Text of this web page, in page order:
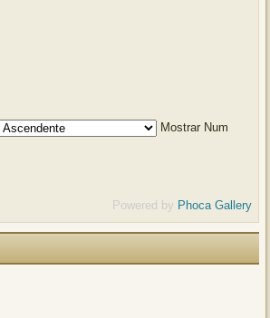
Mostrar Num
Powered by Phoca Gallery